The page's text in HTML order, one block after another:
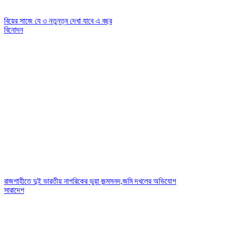
বিয়ের সাজে যে ৩ নতুনত্ব দেখা যাবে এ বছর
বিনোদন
রাজশাহীতে দুই ভারতীয় নাগরিকের ভুয়া জন্মসনদ,জমি দখলের অভিযোগ
সারাদেশ